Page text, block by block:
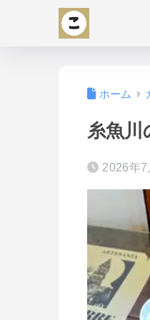
ホーム
糸魚
2026年7